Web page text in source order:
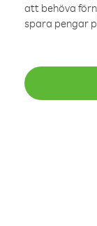
att behöva
spara pengar